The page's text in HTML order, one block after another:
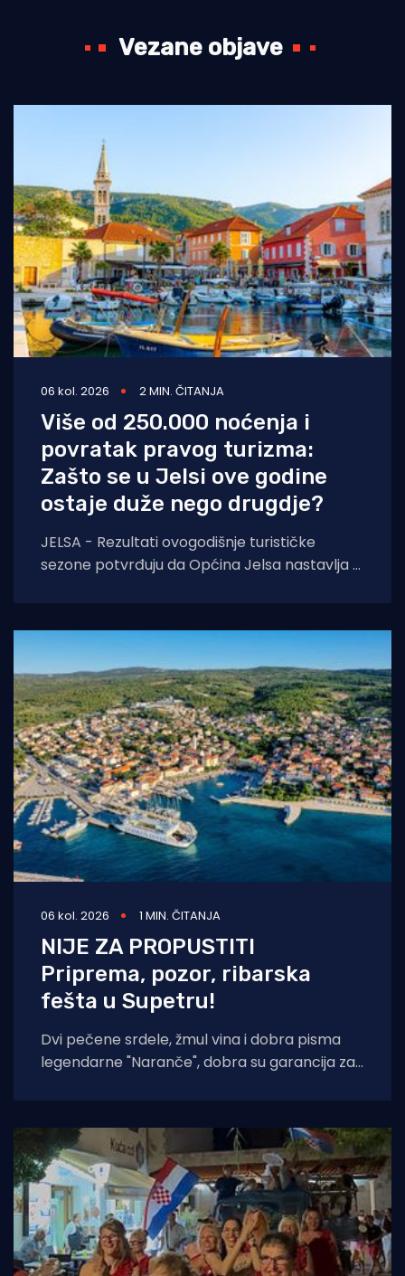
Vezane objave
06 kol. 2026 2 MIN. ČITANJA
Više od 250.000 noćenja i
povratak pravog turizma:
Zašto se u Jelsi ove godine
ostaje duže nego drugdje?
JELSA - Rezultati ovogodišnje turističke
sezone potvrđuju da Općina Jelsa nastavlja u
06 kol. 2026 1 MIN. ČITANJA
NIJE ZA PROPUSTITI
Priprema, pozor, ribarska
fešta u Supetru!
Dvi pečene srdele, žmul vina i dobra pisma
legendarne "Naranče", dobra su garancija za